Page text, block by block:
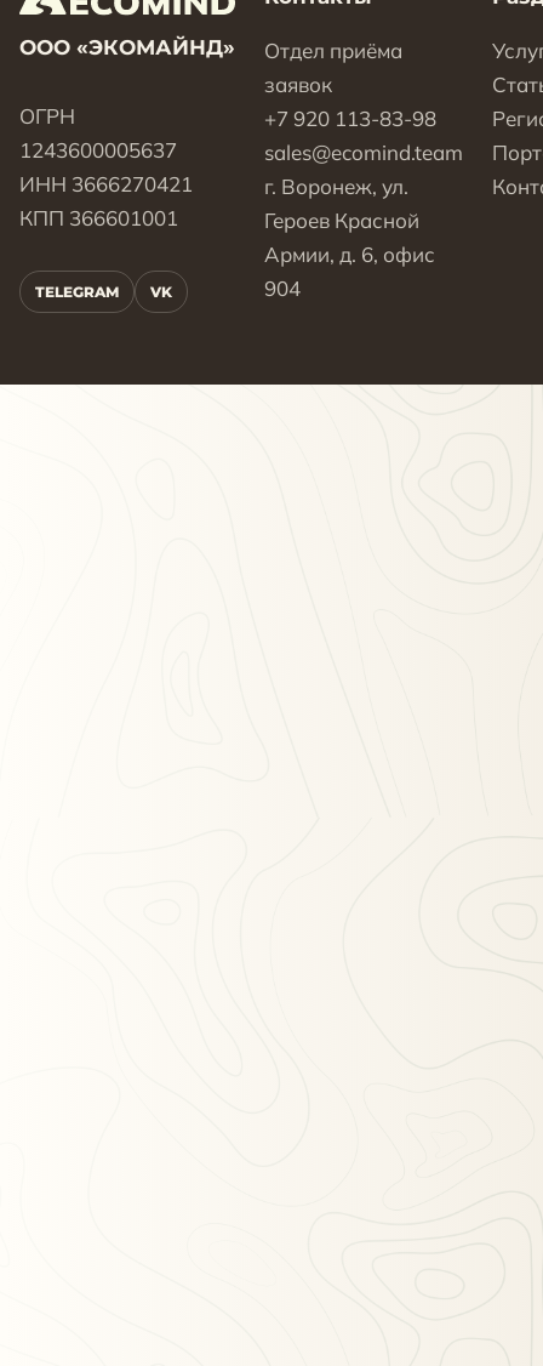
ООО «ЭКОМАЙНД»
ОГРН
1243600005637
ИНН 3666270421
КПП 366601001
TELEGRAM VK
Отдел приёма
заявок
+7 920 113-83-98
sales@ecomind.team
г. Воронеж, ул.
Героев Красной
Армии, д. 6, офис
904